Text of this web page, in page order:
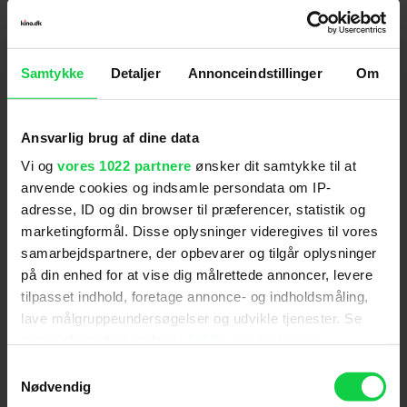
Samtykke Detaljer Annonceindstillinger Om
Ansvarlig brug af dine data
Vi og vores 1022 partnere ønsker dit samtykke til at
anvende cookies og indsamle persondata om IP-
adresse, ID og din browser til præferencer, statistik og
marketingformål. Disse oplysninger videregives til vores
samarbejdspartnere, der opbevarer og tilgår oplysninger
på din enhed for at vise dig målrettede annoncer, levere
tilpasset indhold, foretage annonce- og indholdsmåling,
lave målgruppeundersøgelser og udvikle tjenester. Se
tilbage eller ændre indstillinger fra vores
Nødvendig
danske titel kunne passende være ’Solo skyder på
The Trouble of being a Smuggler
Det er oplagt, hvis filmens historie fokuserer på et
smuglergods ombord på The Millennium Falcon –
medvirker en anden velkendt smugler fra
universet også, nemlig en ung Lando Calrissian,
som i den kommende film portrætteres afDonald
Glover.
Det er som bekendtAlden Ehrenreich, der
Joonas Suotamo indtager den legendariske rolle
som Chewbacca, mens
Thandie